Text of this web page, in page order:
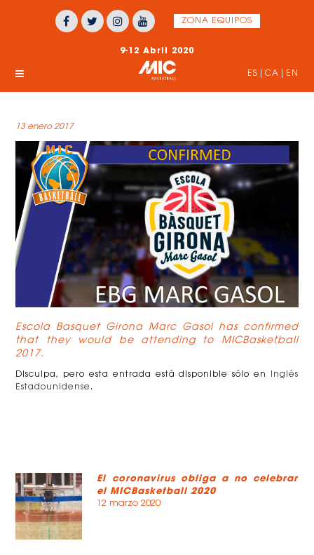
ZONA EQUIPOS
9-12 Abril 2020
ES CA EN
13 enero 2017
Escola Basquet Girona Marc Gasol has confirmed
that they would be attending to MICBasketball
2017.
Disculpa, pero esta entrada está disponible sólo en
Inglés
Estadounidense .
El coronavirus obliga a no celebrar
el MICBasketball 2020
12 marzo 2020